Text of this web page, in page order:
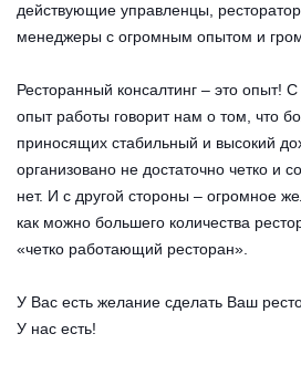
действующие управленцы,
менеджеры с огромным опытом и
Ресторанный консалтинг – это опыт!
опыт работы говорит нам о том, что
приносящих стабильный и высокий
организовано не достаточно четко и
нет. И с другой стороны – огромное
как можно большего количества
«четко работающий ресторан».
У Вас есть желание сделать Ваш
У нас есть!